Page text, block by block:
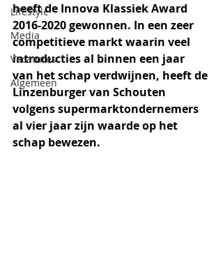
Lifestyle
Media
Vacatures
Algemeen
heeft de Innova Klassiek Award
2016-2020 gewonnen. In een zeer
competitieve markt waarin veel
introducties al binnen een jaar
van het schap verdwijnen, heeft de
Linzenburger van Schouten
volgens supermarktondernemers
al vier jaar zijn waarde op het
schap bewezen.